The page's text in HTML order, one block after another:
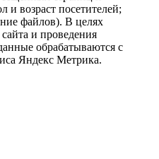
и возраст посетителей;
файлов). В целях
и проведения
обрабатываются с
Яндекс Метрика.